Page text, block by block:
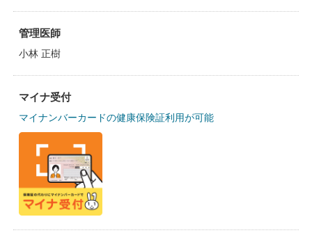
管理医師
小林 正樹
マイナ受付
マイナンバーカードの健康保険証利用が可能